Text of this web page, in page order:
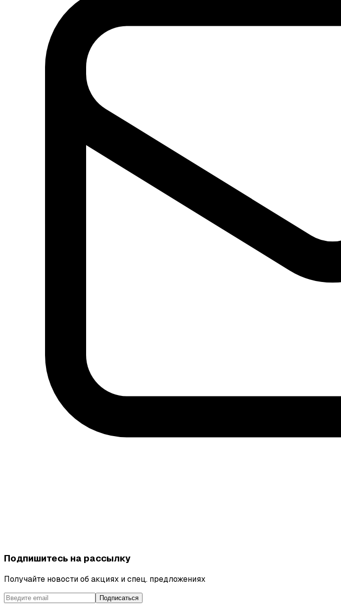
Подпишитесь на рассылку
Получайте новости об акциях и спец. предложениях
Подписаться